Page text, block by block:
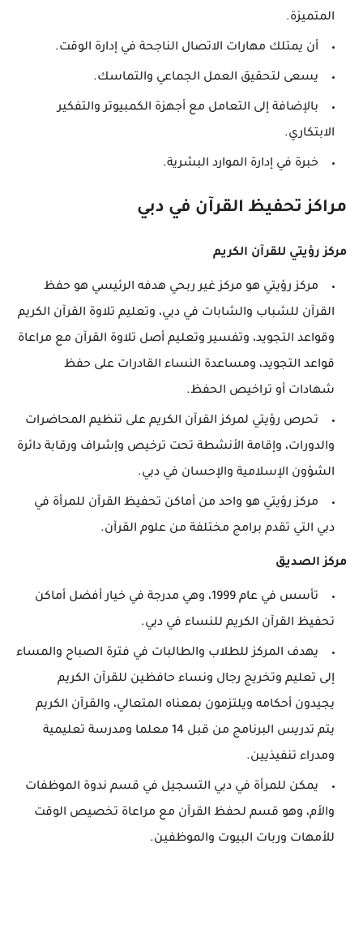
المتميزة.
أن يمتلك مهارات الاتصال الناجحة في إدارة الوقت.
يسعى لتحقيق العمل الجماعي والتماسك.
بالإضافة إلى التعامل مع أجهزة الكمبيوتر والتفكير
الابتكاري.
خبرة في إدارة الموارد البشرية.
مراكز تحفيظ القرآن في دبي
مركز رؤيتي للقرآن الكريم
مركز رؤيتي هو مركز غير ربحي هدفه الرئيسي هو حفظ
القرآن للشباب والشابات في دبي، وتعليم تلاوة القرآن الكريم
وقواعد التجويد، وتفسير وتعليم أصل تلاوة القرآن مع مراعاة
قواعد التجويد، ومساعدة النساء القادرات على حفظ
شهادات أو تراخيص الحفظ.
تحرص رؤيتي لمركز القرآن الكريم على تنظيم المحاضرات
والدورات، وإقامة الأنشطة تحت ترخيص وإشراف ورقابة دائرة
الشؤون الإسلامية والإحسان في دبي.
مركز رؤيتي هو واحد من أماكن تحفيظ القرآن للمرأة في
دبي التي تقدم برامج مختلفة من علوم القرآن.
مركز الصديق
تأسس في عام 1999، وهي مدرجة في خيار أفضل أماكن
تحفيظ القرآن الكريم للنساء في دبي.
يهدف المركز للطلاب والطالبات في فترة الصباح والمساء
إلى تعليم وتخريج رجال ونساء حافظين للقرآن الكريم
يجيدون أحكامه ويلتزمون بمعناه المتعالي، والقرآن الكريم
يتم تدريس البرنامج من قبل 14 معلما ومدرسة تعليمية
ومدراء تنفيذيين.
يمكن للمرأة في دبي التسجيل في قسم ندوة الموظفات
والأم، وهو قسم لحفظ القرآن مع مراعاة تخصيص الوقت
للأمهات وربات البيوت والموظفين.